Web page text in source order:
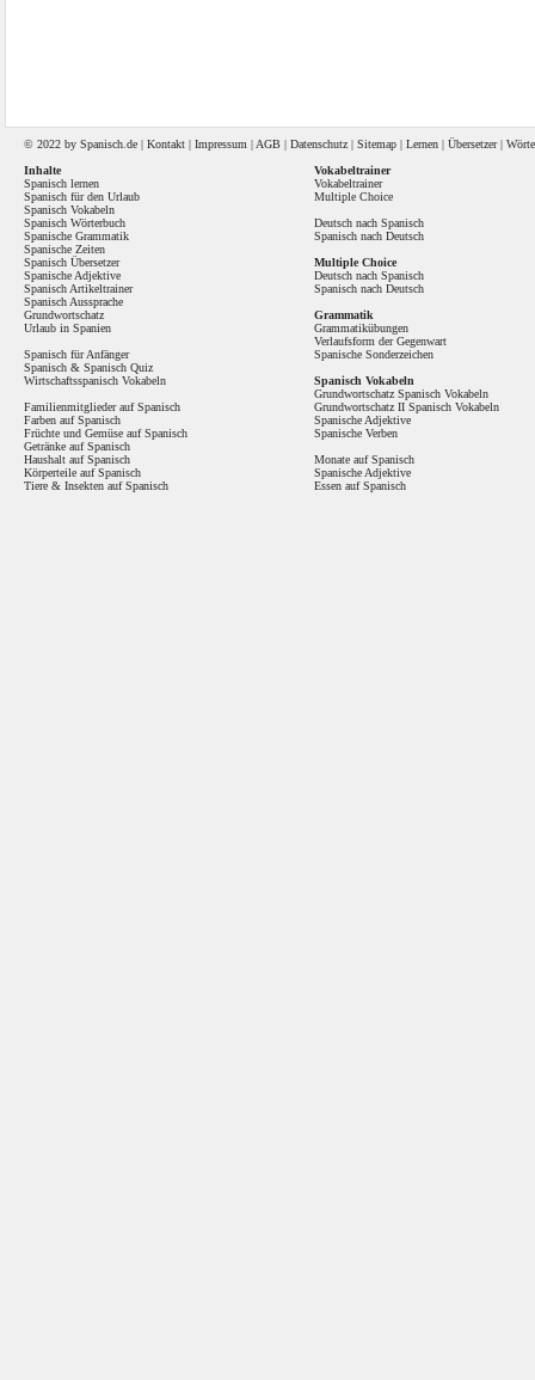
© 2022 by Spanisch .de | Kontakt | Impressum | AGB | Datenschutz | Sitemap | Lernen | Übersetzer|
Inhalte
Spanisch lernen
Spanisch für den Urlaub
Spanisch Vokabeln
Spanisch Wörterbuch
Spanische Grammatik
Spanische Zeiten
Spanisch Übersetzer
Spanische Adjektive
Spanisch Artikeltrainer
Spanisch Aussprache
Grundwortschatz
Urlaub in Spanien
Spanisch für Anfänger
Spanisch & Spanisch Quiz
Wirtschaftsspanisch Vokabeln
Familienmitglieder auf Spanisch
Farben auf Spanisch
Früchte und Gemüse auf Spanisch
Getränke auf Spanisch
Haushalt auf Spanisch
Körperteile auf Spanisch
Tiere & Insekten auf Spanisch
Vokabeltrainer
Vokabeltrainer
Multiple Choice
Deutsch nach Spanisch
Spanisch nach Deutsch
Multiple Choice
Deutsch nach Spanisch
Spanisch nach Deutsch
Grammatik
Grammatikübungen
Verlaufsform der Gegenwart
Spanische Sonderzeichen
Spanisch Vokabeln
Grundwortschatz Spanisch Vokabeln
Grundwortschatz II Spanisch Vokabeln
Spanische Adjektive
Spanische Verben
Monate auf Spanisch
Spanische Adjektive
Essen auf Spanisch